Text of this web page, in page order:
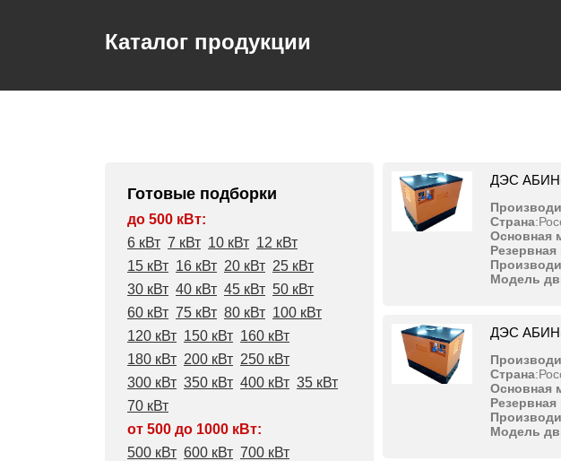
Каталог продукции
Готовые подборки
до 500 кВт:
6 кВт 7 кВт 10 кВт 12 кВт
15 кВт 16 кВт 20 кВт 25 кВт
30 кВт 40 кВт 45 кВт 50 кВт
60 кВт 75 кВт 80 кВт 100 кВт
120 кВт 150 кВт 160 кВт
180 кВт 200 кВт 250 кВт
300 кВт 350 кВт 400 кВт 35 кВт
70 кВт
от 500 до 1000 кВт:
500 кВт 600 кВт 700 кВт
ДЭС
Страна:
Основная
Модель
ДЭС
Страна:
Основная
Модель